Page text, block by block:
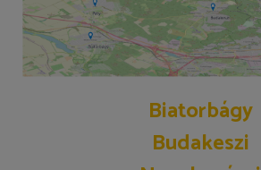
Biatorbágy
Budakeszi